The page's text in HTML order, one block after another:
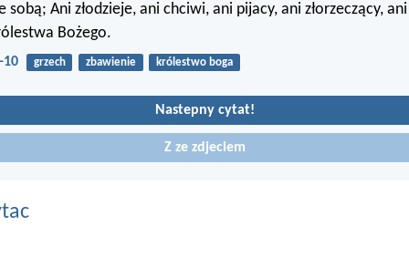
sobą; Ani złodzieje, ani chciwi, ani pijacy, ani złorzeczący,
Bożego.
10 grzech zbawienie królestwo boga
Nastepny cytat!
Z ze zdjeciem